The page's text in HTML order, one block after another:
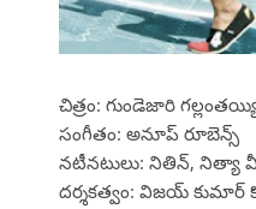
చిత్రం: గుండెజారి
సంగీతం: అనూప్ రూబెన్స్
నటీనటులు: నితిన్,
దర్శకత్వం: విజయ్ కుమార్